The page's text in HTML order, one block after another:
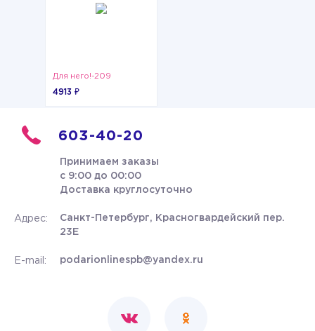
Для него!-209
4913 ₽
603-40-20
Принимаем заказы
с 9:00 до 00:00
Доставка круглосуточно
Адрес:
Санкт-Петербург, Красногвардейский пер.
23Е
E-mail: podarionlinespb@yandex.ru